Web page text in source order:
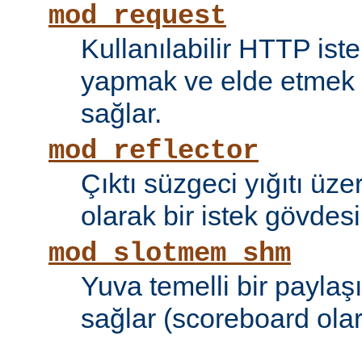
mod_request
Kullanılabilir HTTP
yapmak ve elde
sağlar.
mod_reflector
Çıktı süzgeci yığıtı
olarak bir istek
mod_slotmem_shm
Yuva temelli bir
sağlar (scoreboard